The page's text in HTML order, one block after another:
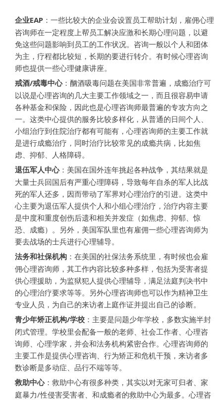
企业EAP ：一些比较大的企业会设置员工帮助计划，雇佣心理
咨询师在一定程度上帮员工解决应激和长期心理问题，以避
免这些问题影响到员工的工作状况。咨询一般以个人和团体
为主，疗程都比较短，长期的要进行转介。有时候心理咨询
师也提供一些心理健康讲座。
戒酒/戒毒中心：酗酒吸毒问题在美国非常普遍，成瘾治疗可
以说是心理咨询的几大主要工作领域之一，而且很容易申请
各种基金和保险，因此也是心理咨询师最普遍的专攻方向之
一。这类中心提供的服务比较多样化，从普通的日间个人、
小组治疗到住院治疗都有可能有，心理咨询师的主要工作就
是进行成瘾治疗，同时治疗比较常见的成瘾共病，比如焦
虑、抑郁、人格障碍。
退伍军人中心：美国在国外连年挑起各种战争，其结果就是
大量士兵回国后有严重心理障碍，导致每年自杀的军人比战
死的军人还多，因而带动了军界对心理治疗的引进。这类中
心主要为退伍军人提供个人和小组心理治疗，治疗内容主要
是中度和重度创伤后遗和相关并发症（如焦虑、抑郁、惊
恐、成瘾）。另外，美国军队里也有雇佣一些心理咨询师为
要去战场的士兵进行心理辅导。
法务和社保机构 ：在美国的社保法务系统里，有时候也会雇
佣心理咨询师，其工作内容比较多种多样，包括为受害者提
供心理援助，为监狱犯人提供心理辅导，满足法庭判决书中
的心理治疗要求等等。另外心理咨询师也可以作为精神卫生
专业人员，为自己的来访者上庭作证并提出自己的诊断。
青少年矫正机构/学校 ：主要是问题少年学校，多数实施半封
闭式管理。学校里会配备一般的老师、社会工作者、心理咨
询师、心理学家，并会和法务机构紧密合作。心理咨询师的
主要工作是提供心理咨询、行为矫正和危机干预，来访者多
数诊断是多动症、品行不端等等。
救助中心：救助中心有很多种类，其实以对无家可归者、家
庭暴力/性侵害受害者、和成瘾者的救助中心为最多。心理咨